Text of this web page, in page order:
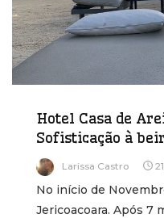
Hotel Casa de
Sofisticação à
Larissa Castro
No início de
Jericoacoara. Após 7